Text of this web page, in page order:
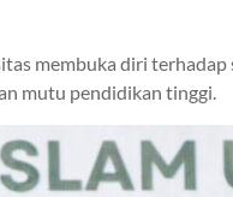
membuka diri
mutu pendidikan tinggi.